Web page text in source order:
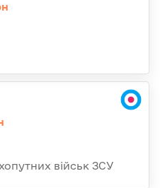
військ ЗСУ